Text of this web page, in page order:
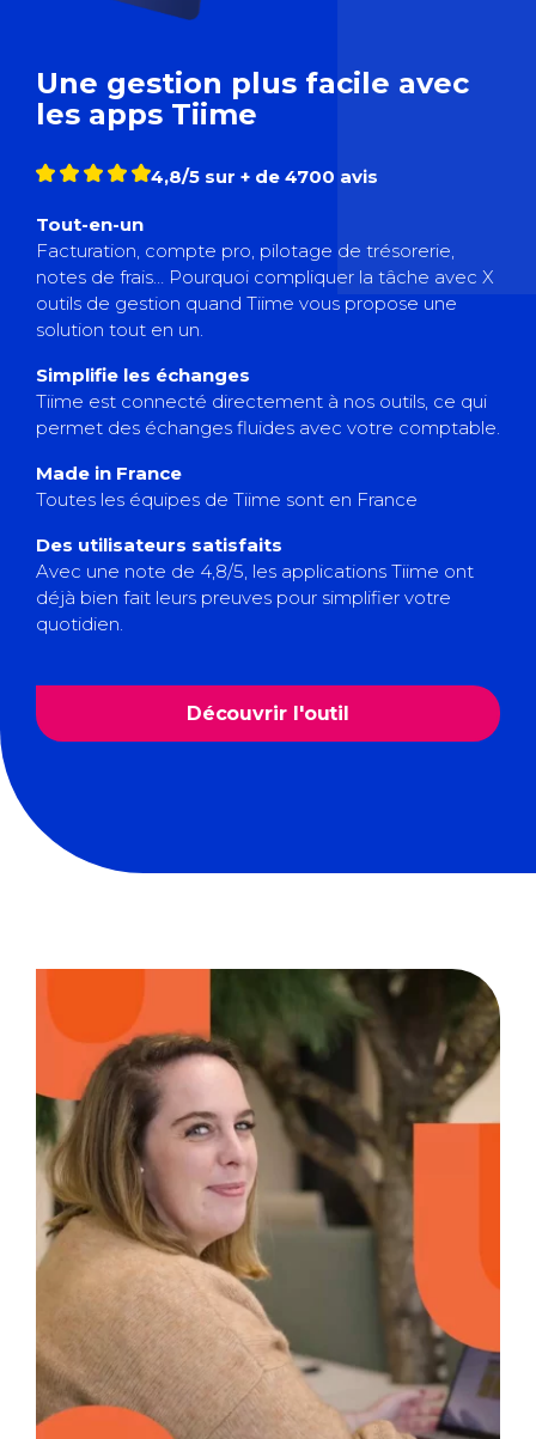
Une gestion plus facile avec
les apps Tiime
4,8/5 sur + de 4700 avis
Tout-en-un
Facturation, compte pro, pilotage de trésorerie,
notes de frais… Pourquoi compliquer la tâche avec X
outils de gestion quand Tiime vous propose une
solution tout en un.
Simplifie les échanges
Tiime est connecté directement à nos outils, ce qui
permet des échanges fluides avec votre comptable.
Made in France
Toutes les équipes de Tiime sont en France
Des utilisateurs satisfaits
Avec une note de 4,8/5, les applications Tiime ont
déjà bien fait leurs preuves pour simplifier votre
quotidien.
Découvrir l'outil